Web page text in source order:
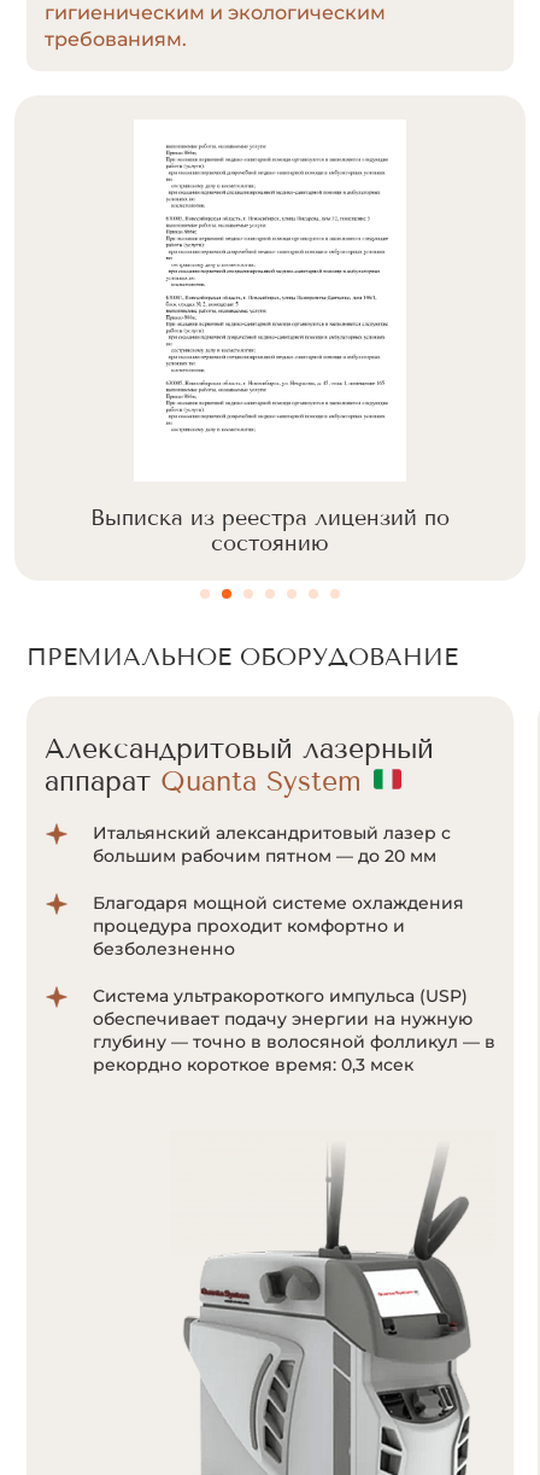
гигиеническим и экологическим
требованиям.
Выписка из реестра лицензий по
состоянию
ПРЕМИАЛЬНОЕ ОБОРУДОВАНИЕ
Александритовый лазерный
аппарат Quanta System
Итальянский александритовый лазер с
большим рабочим пятном — до 20 мм
Благодаря мощной системе охлаждения
процедура проходит комфортно и
безболезненно
Система ультракороткого импульса (USP)
обеспечивает подачу энергии на нужную
глубину — точно в волосяной фолликул — в
рекордно короткое время: 0,3 мсек